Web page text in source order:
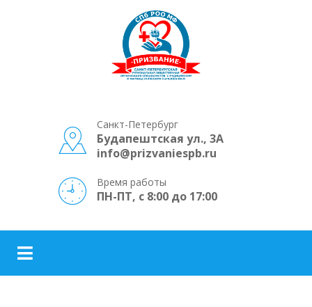
Санкт-Петербург
Будапештская ул., 3А
info@prizvaniespb.ru
Время работы
ПН-ПТ, с 8:00 до 17:00